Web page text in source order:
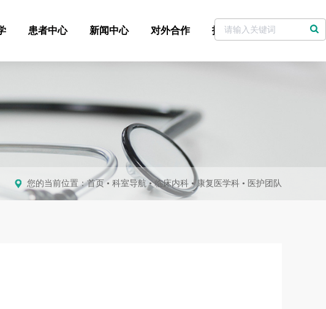
患者中心 新闻中心 对外合作 招标采购 党委书记信箱
您的当前位置：首页 • 科室导航 •临床内科 •康复医学科 • 医护团队